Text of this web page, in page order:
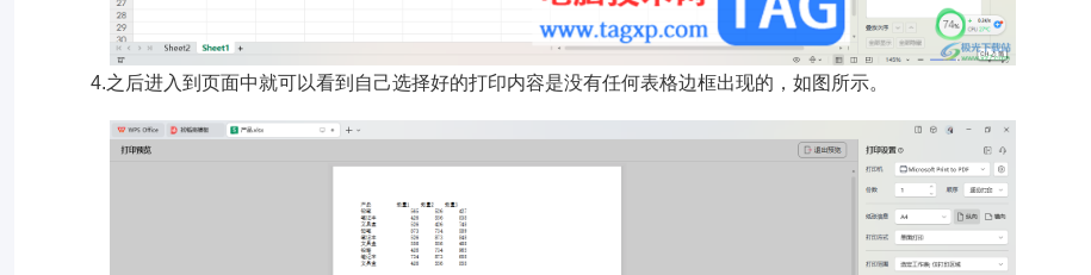
4.之后进入到页面中就可以看到自己选择好的打印内容是没有任何表格边框出现的，如图所示。